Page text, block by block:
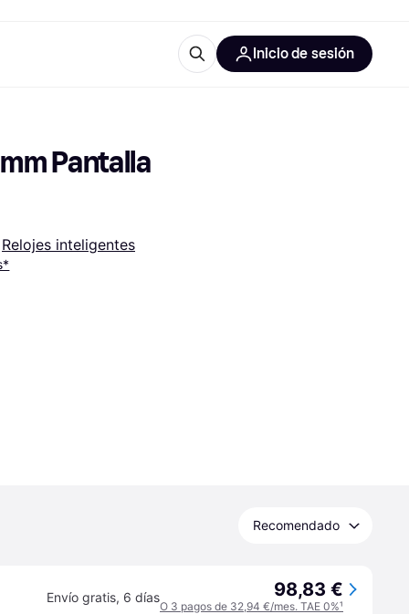
Inicio de sesión
Pantalla
Relojes inteligentes
Recomendado
Envío gratis, 6 días 98,83 €
O 3 pagos de 32,94 €/mes. TAE 0%¹